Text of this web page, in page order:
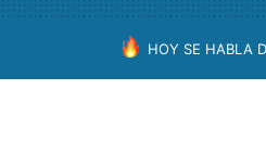
HOY SE HABLA